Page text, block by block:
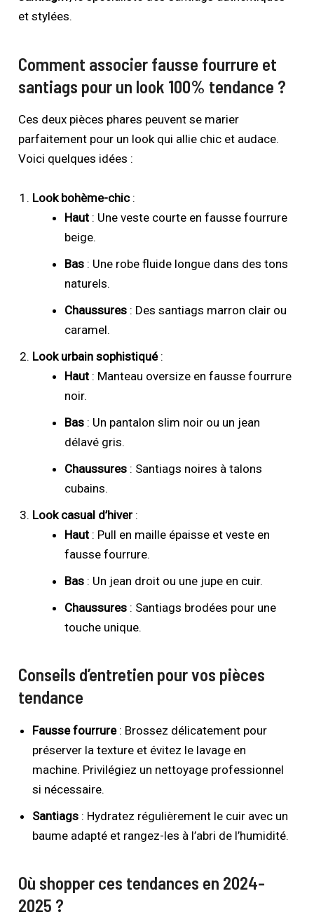
et stylées.
Comment associer fausse fourrure et
santiags pour un look 100% tendance ?
Ces deux pièces phares peuvent se marier
parfaitement pour un look qui allie chic et audace.
Voici quelques idées :
Look bohème-chic:
Haut: Une veste courte en fausse fourrure
beige.
Bas: Une robe fluide longue dans des tons
naturels.
Chaussures: Des santiags marron clair ou
caramel.
Look urbain sophistiqué:
Haut: Manteau oversize en fausse fourrure
noir.
Bas: Un pantalon slim noir ou un jean
délavé gris.
Chaussures: Santiags noires à talons
cubains.
Look casual d’hiver :
Haut: Pull en maille épaisse et veste en
fausse fourrure.
Bas: Un jean droit ou une jupe en cuir.
Chaussures: Santiags brodées pour une
touche unique.
Conseils d’entretien pour vos pièces
tendance
Fausse fourrure: Brossez délicatement pour
préserver la texture et évitez le lavage en
machine. Privilégiez un nettoyage professionnel
si nécessaire.
Santiags : Hydratez régulièrement le cuir avec un
baume adapté et rangez-les à l’abri de l’humidité.
Où shopper ces tendances en 2024-
2025 ?